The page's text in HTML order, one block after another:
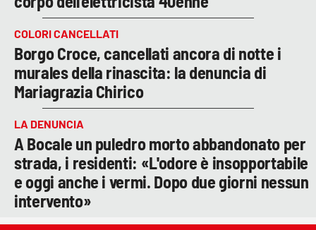
COLORI CANCELLATI
Borgo Croce, cancellati ancora di notte i
murales della rinascita: la denuncia di
Mariagrazia Chirico
LA DENUNCIA
A Bocale un puledro morto abbandonato per
strada, i residenti: «L'odore è insopportabile
e oggi anche i vermi. Dopo due giorni nessun
intervento»